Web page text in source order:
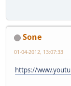
Sone
01-04-2012, 13:07:33
https://